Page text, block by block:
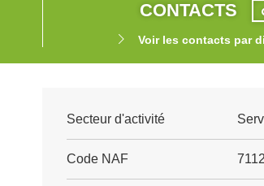
CONTACTS
Voir les contacts par
Secteur d'activité
Code NAF